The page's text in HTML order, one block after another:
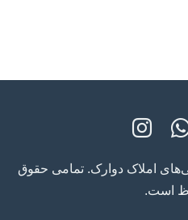
املاک دوارک. تمامی حقوق
است.